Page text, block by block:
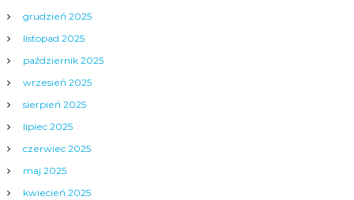
grudzień 2025
listopad 2025
październik 2025
wrzesień 2025
sierpień 2025
lipiec 2025
czerwiec 2025
maj 2025
kwiecień 2025